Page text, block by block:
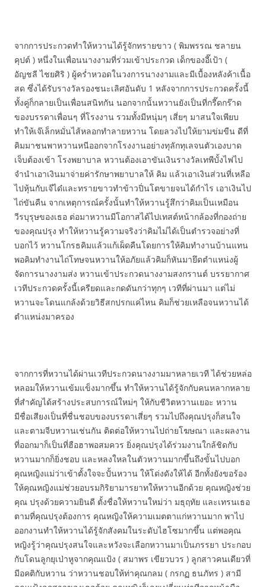
จากการประกวดทำให้หวานได้รู้จักทรายขาว ( พิมพรรณ ชลายน
คุปต์ ) หนึ่งในเพื่อนนางงามที่ร่วมเข้าประกวด เด็กของอี๊เป้า (
อัญชลี ไชยศิริ ) ผู้คร่ำหวอดในวงการนางงามและมีเบื้องหลังค้าเนื้อ
สด ซึ่งได้รับรางวัลรองชนะเลิศอันดับ 1 หลังจากการประกวดครั้งนี้
ทั้งคู่ก็กลายเป็นเพื่อนสนิทกัน นอกจากนั้นหวานยังเป็นที่กรี๊ดกร๊าด
ของบรรดาเพื่อนๆ ที่โรงงาน รวมทั้งมีหนุ่มๆ เสี่ยๆ มาสนใจเพียบ
ทำให้เจ๊เล็กหมั่นไส้หลอกทำลายหวาน โดยลวงไปให้ยามข่มขืน ดีที่
คิมมาชนพาหวานหนีออกจากโรงงานอย่างทุลักทุเลจนตัวเองบาด
เจ็บต้องเข้า โรงพยาบาล หวานต้องเอาขันเงินรางวัลเทพีบั้งไฟไป
จำนำเอาเงินมาจ่ายค่ารักษาพยาบาลให้ คิม แล้วเอาเงินส่วนที่เหลือ
ไปหุ้นกับเจ๊ได๋และทรายขาวทำข้าวปิ่นโตขายจนได้กำไร เอาเงินไป
ไถ่ขันคืน จากเหตุการณ์ครั้งนั้นทำให้หวานรู้สึกว่าคิมเป็นเหมือน
วีรบุรุษของเธอ ต่อมาหวานมีโอกาสได้ไปเทสต์หน้ากล้องที่กองถ่าย
ของคุณปรุง ทำให้หวานรู้ความจริงว่าคิมไม่ได้เป็นตำรวจอย่างที่
บอกไว้ หวานโกรธคิมแล้วแก้เผ็ดคืนโดยการให้คิมทำงานบ้านแทน
พอคิมทำงานไถ่โทษจนหวานให้อภัยแล้วคิมก็หันมายึดตำแหน่งผู้
จัดการนางงามส่ง หวานเข้าประกวดนางงามสงกรานต์ บรรยากาศ
เวทีประกวดครั้งนี้เครียดและกดดันกว่าทุกๆ เวทีที่ผ่านมา แต่ไม่
หวานจะโดนแกล้งด้วยวิธีสกปรกแค่ไหน คิมก็ช่วยเหลือจนหวานได้
ตำแหน่งมาครอง
จากการที่หวานได้ผ่านเวทีประกวดนางงามมาหลายเวที ได้ช่วยหล่อ
หลอมให้หวานเข้มแข็งมากขึ้น ทำให้หวานได้รู้จักกับคนหลากหลาย
ที่สำคัญได้สร้างประสบการณ์ใหม่ๆ ให้กับชีวิตหวานเยอะ หวาน
มีชื่อเสียงเป็นที่ชื่นชอบของบรรดาเสี่ยๆ รวมไปถึงคุณปรุงก็สนใจ
และตามจีบหวานเช่นกัน ติดต่อให้หวานไปถ่ายโฆษณา และผลงาน
ที่ออกมาก็เป็นที่ฮือฮาพอสมควร ยิ่งคุณปรุงได้ร่วมงานใกล้ชิดกับ
หวานมากก็ยิ่งชอบ และหลงใหลในตัวหวานมากขึ้นถึงขั้นไปบอก
คุณหญิงแม่ว่าเข้าตั้งใจจะปั้นหวาน ให้โด่งดังให้ได้ อีกทั้งยังขอร้อง
ให้คุณหญิงแม่ช่วยอบรมกิริยามารยาทให้หวานอีกด้วย คุณหญิงช่วย
คุณ ปรุงด้วยความยินดี ตั้งชื่อให้หวานใหม่ว่า มธุฤทัย และเทรนเธอ
ตามที่คุณปรุงต้องการ คุณหญิงให้ความเมตตาแก่หวานมาก พาไป
ออกงานทำให้หวานได้รู้จักสังคมในระดับไฮโซมากขึ้น แต่พอคุณ
หญิงรู้ว่าคุณปรุงสนใจและหวังจะเลือกหวานมาเป็นภรรยา ประกอบ
กับโดนลูกยุเป่าหูจากคุณแป้ง ( สมาพร เขียวบวร ) ลูกสาวคนเดียวที่
มีอคติกับหวาน ว่าหวานชอบให้ท่าคุณกลม ( กรกฏ ธนภัทร ) สามี